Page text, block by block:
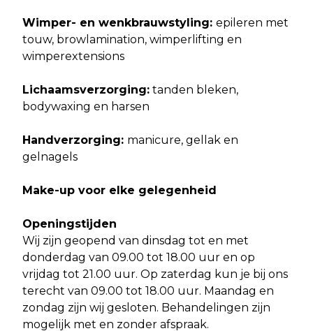
Wimper- en wenkbrauwstyling: epileren met
touw, browlamination, wimperlifting en
wimperextensions
Lichaamsverzorging: tanden bleken,
bodywaxing en harsen
Handverzorging: manicure, gellak en
gelnagels
Make-up voor elke gelegenheid
Openingstijden
Wij zijn geopend van dinsdag tot en met
donderdag van 09.00 tot 18.00 uur en op
vrijdag tot 21.00 uur. Op zaterdag kun je bij ons
terecht van 09.00 tot 18.00 uur. Maandag en
zondag zijn wij gesloten. Behandelingen zijn
mogelijk met en zonder afspraak.